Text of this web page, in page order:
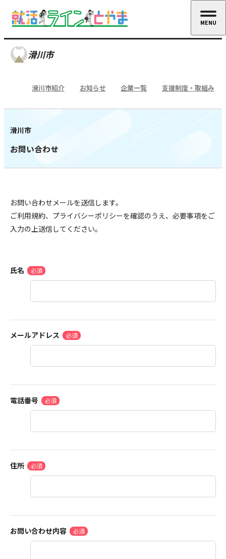
滑川市
滑川市紹介 お知らせ 企業一覧 支援制度・取組み
滑川市
お問い合わせ
お問い合わせメールを送信します。
ご利用規約、プライバシーポリシーを確認のうえ、必要事項をご
入力の上送信してください。
氏名
メールアドレス
電話番号
住所
お問い合わせ内容
MENU